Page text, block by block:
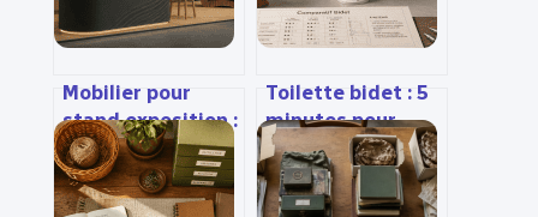
Mobilier pour
stand exposition :
design, logistique
et impact,
comment
Toilette bidet : 5
minutes pour
l’installer et
réduire votre
consommation de